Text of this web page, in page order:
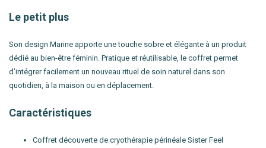
Le petit plus
Son design Marine apporte une touche sobre et élégante à un produit
dédié au bien-être féminin. Pratique et réutilisable, le coffret permet
d’intégrer facilement un nouveau rituel de soin naturel dans son
quotidien, à la maison ou en déplacement.
Caractéristiques
Coffret découverte de cryothérapie périnéale Sister Feel